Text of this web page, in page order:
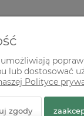
zastrzeżone.
lub dostosować
Polityce
zgody